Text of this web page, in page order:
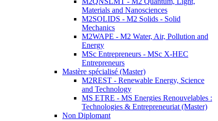
Materials and Nanosciences
M2SOLIDS - M2 Solids - Solid
Mechanics
M2WAPE - M2 Water, Air, Pollution and
Energy
MSc Entrepreneurs - MSc X-HEC
Entrepreneurs
Mastère spécialisé (Master)
M2REST - Renewable Energy, Science
and Technology
MS ETRE - MS Energies Renouvelables :
Technologies & Entrepreneuriat (Master)
Non Diplomant